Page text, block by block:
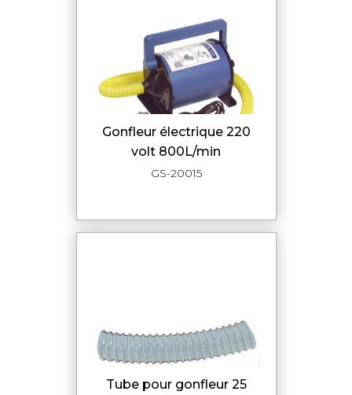
Gonfleur électrique 220
volt 800L/min
GS-20015
Tube pour gonfleur 25